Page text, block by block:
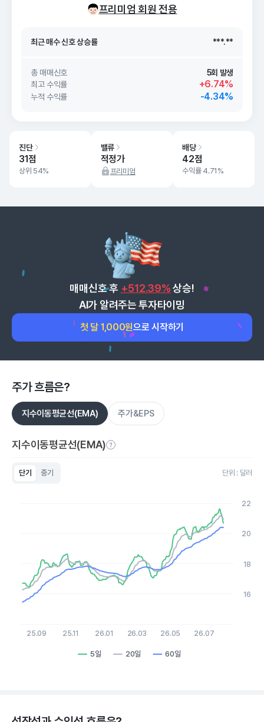
프리미엄 회원 전용
26. 08/07
최근 매수 신호 상승률 ***.**
최근 매수 신호 ***.**
총 매매신호
5회 발생
최고 수익률
+6.74%
누적 수익률 -4.34%
진단
31점
상위 54%
밸류
적정가
프리미엄
배당
42점
수익률 4.71%
매매신호 후 +512.39% 상승!
AI가 알려주는 투자타이밍
첫 달 1,000원으로 시작하기
주가 흐름은?
지수이동평균선(EMA) 주가&EPS
지수이동평균선(EMA)
단기 중기 단위 : 달러
The chart has 1 X axis displaying Time. Data ranges from
The chart has 1 Y axis displaying values. Data ranges from
5일 20일 60일
25.09 25.11 26.01 26.03 26.05 26.07
16
18
20
22